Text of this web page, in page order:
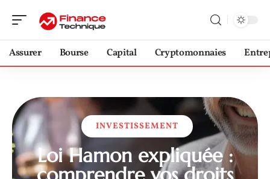
Assurer Bourse Capital Cryptomonnaies
INVESTISSEMENT
Loi Hamon expliquée :